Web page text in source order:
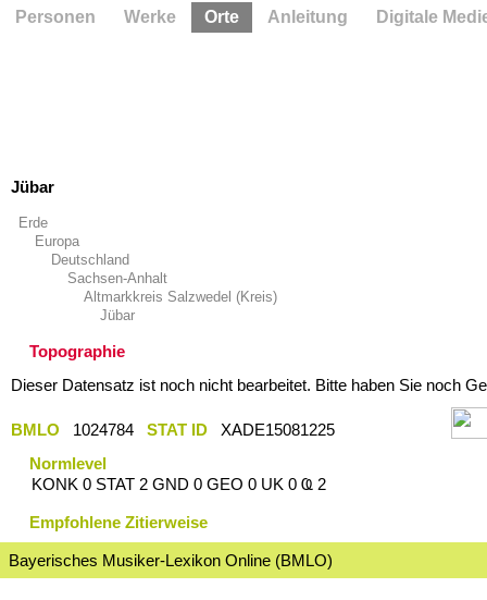
Jübar
Erde
Europa
Deutschland
Sachsen-Anhalt
Altmarkkreis Salzwedel (Kreis)
Jübar
Topographie
Dieser Datensatz ist noch nicht bearbeitet. Bitte haben Sie noch
BMLO 1024784 STAT ID
XADE15081225
Normlevel
KONK 0 STAT 2 GND 0 GEO 0 UK 0 Ҩ 2
Empfohlene Zitierweise
Bayerisches Musiker-Lexikon Online (BMLO)
Personen Werke Orte Anleitung Digitale